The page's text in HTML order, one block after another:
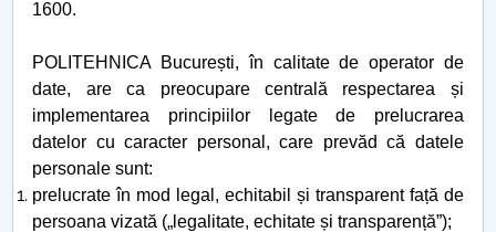
1600.
POLITEHNICA București, în calitate de operator de
date, are ca preocupare centrală respectarea și
implementarea principiilor legate de prelucrarea
datelor cu caracter personal, care prevăd că datele
personale sunt:
prelucrate în mod legal, echitabil și transparent față de
persoana vizată („legalitate, echitate și transparență”);